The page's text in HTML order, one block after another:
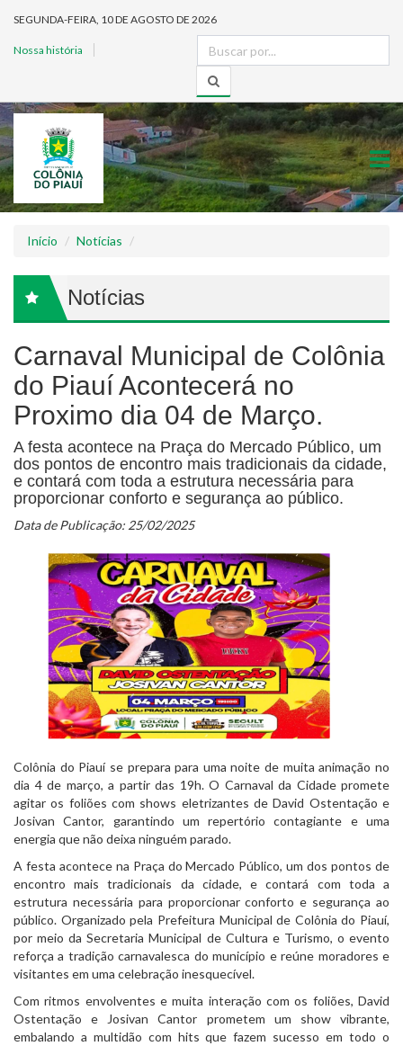
SEGUNDA-FEIRA, 10 DE AGOSTO DE 2026
Nossa história
Início Notícias
Notícias
Carnaval Municipal de Colônia
do Piauí Acontecerá no
Proximo dia 04 de Março.
A festa acontece na Praça do Mercado Público, um
dos pontos de encontro mais tradicionais da cidade,
e contará com toda a estrutura necessária para
proporcionar conforto e segurança ao público.
Data de Publicação: 25/02/2025
Colônia do Piauí se prepara para uma noite de muita animação no
dia 4 de março, a partir das 19h. O Carnaval da Cidade promete
agitar os foliões com shows eletrizantes de David Ostentação e
Josivan Cantor, garantindo um repertório contagiante e uma
energia que não deixa ninguém parado.
A festa acontece na Praça do Mercado Público, um dos pontos de
encontro mais tradicionais da cidade, e contará com toda a
estrutura necessária para proporcionar conforto e segurança ao
público. Organizado pela Prefeitura Municipal de Colônia do Piauí,
por meio da Secretaria Municipal de Cultura e Turismo, o evento
reforça a tradição carnavalesca do município e reúne moradores e
visitantes em uma celebração inesquecível.
Com ritmos envolventes e muita interação com os foliões, David
Ostentação e Josivan Cantor prometem um show vibrante,
embalando a multidão com hits que fazem sucesso em todo o